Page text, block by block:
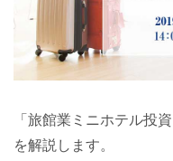
「旅館業ミニホテル投
を解説します。